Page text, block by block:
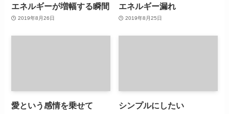
エネルギーが増幅する瞬間
2019年8月26日
エネルギー漏れ
2019年8月25日
愛という感情を乗せて シンプルにしたい